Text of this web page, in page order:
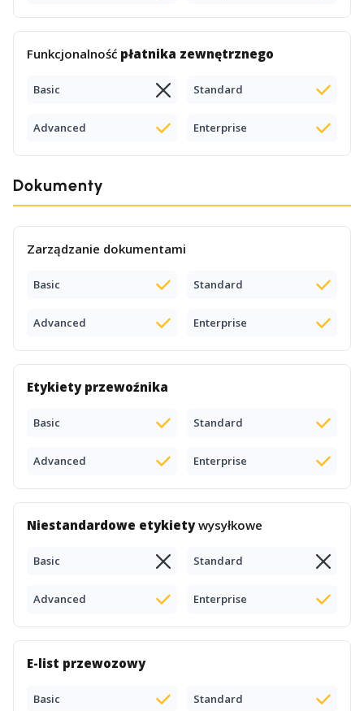
Funkcjonalność płatnika zewnętrznego
Basic Standard
Advanced Enterprise
Dokumenty
Zarządzanie dokumentami
Basic Standard
Advanced Enterprise
Etykiety przewoźnika
Basic Standard
Advanced Enterprise
Niestandardowe etykietywysyłkowe
Basic Standard
Advanced Enterprise
E-list przewozowy
Basic Standard